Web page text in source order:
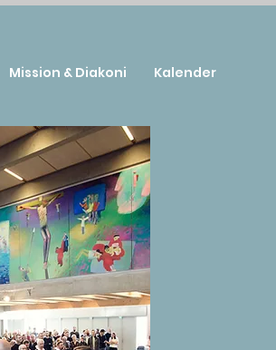
Mission & Diakoni Kalender